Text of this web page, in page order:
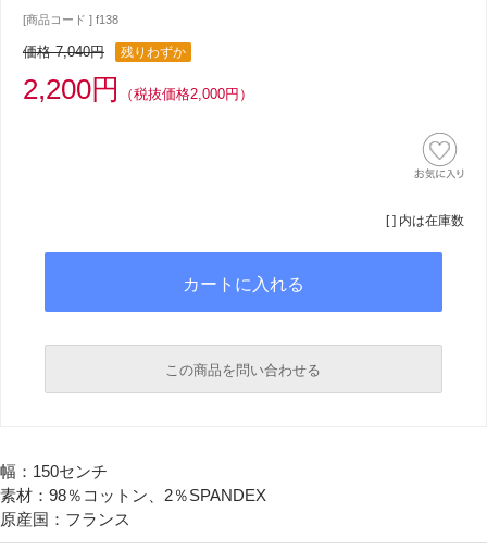
[商品コード ] f138
価格 7,040円 残りわずか
2,200円 （税抜価格2,000円）
[ ] 内は在庫数
この商品を問い合わせる
幅：150センチ
素材：98％コットン、2％SPANDEX
原産国：フランス